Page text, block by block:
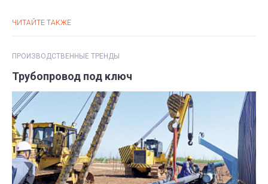
ЧИТАЙТЕ ТАКЖЕ
ПРОИЗВОДСТВЕННЫЕ ТРЕНДЫ
Трубопровод под ключ